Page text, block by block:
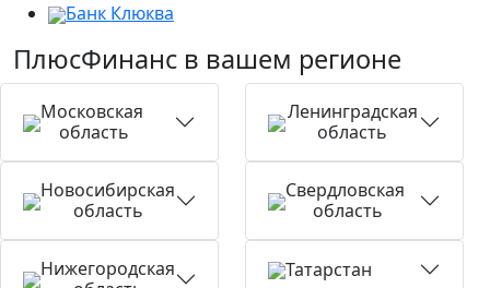
Банк Клюква
ПлюсФинанс в вашем регионе
Московская
область
Ленинградская
область
Новосибирская
область
Свердловская
область
Нижегородская
Татарстан